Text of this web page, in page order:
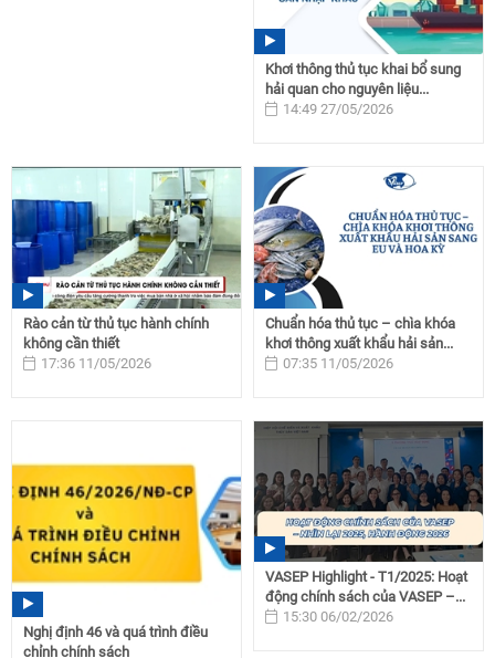
Khơi thông thủ tục khai bổ sung
hải quan cho nguyên liệu...
14:49 27/05/2026
Rào cản từ thủ tục hành chính
không cần thiết
17:36 11/05/2026
Chuẩn hóa thủ tục – chìa khóa
khơi thông xuất khẩu hải sản...
07:35 11/05/2026
Nghị định 46 và quá trình điều
chỉnh chính sách
VASEP Highlight - T1/2025: Hoạt
động chính sách của VASEP –...
15:30 06/02/2026